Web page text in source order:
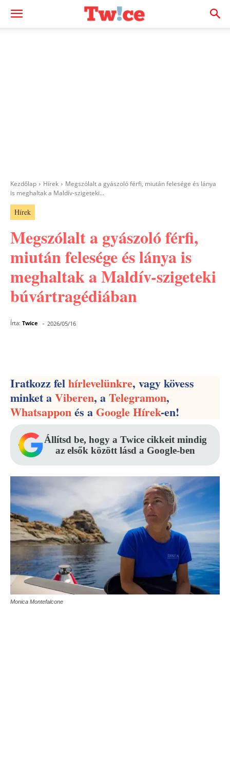
Kezdőlap Hírek
Megszólalt a gyászoló férfi, miután felesége és lánya
is meghaltak a Maldív-szigeteki...
Hírek
Megszólalt a gyászoló férfi,
miután felesége és lánya is
meghaltak a Maldív-szigeteki
búvártragédiában
Írta: Twice - 2026/05/16
Iratkozz felhírlevelünkre, vagy kövess
minket aViberen, aTelegramon,
Whatsapponés aGoogle Hírek-en!
Állítsd be, hogy a Twice cikkeit mindig
az elsők között lásd a Google-ben
Monica Montefalcone